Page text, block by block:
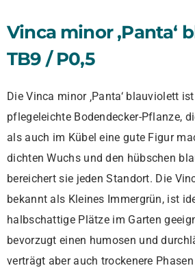
Vinca minor ‚Panta‘
TB9 / P0,5
Die Vinca minor ‚Panta‘ blauviolett
pflegeleichte Bodendecker-Pflanze,
als auch im Kübel eine gute Figur
dichten Wuchs und den hübschen
bereichert sie jeden Standort. Die
bekannt als Kleines Immergrün, ist
halbschattige Plätze im Garten
bevorzugt einen humosen und
verträgt aber auch trockenere